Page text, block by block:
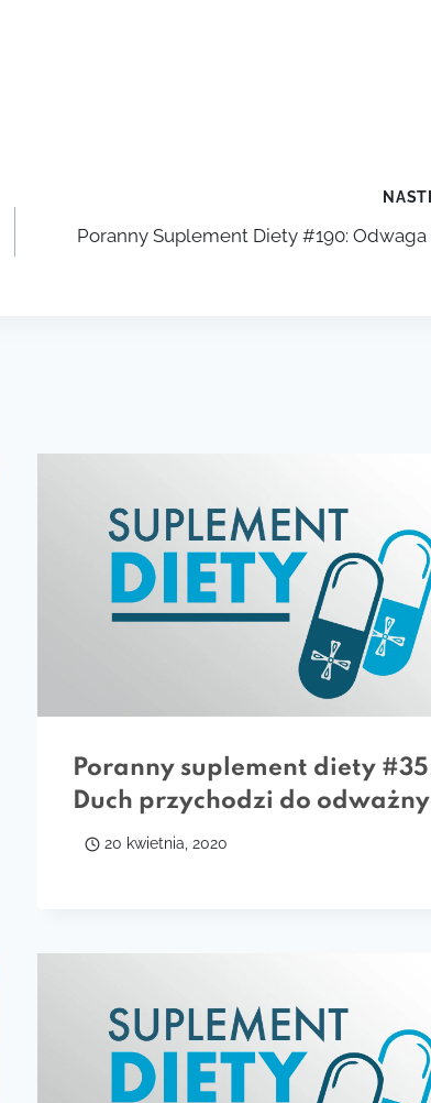
Poranny Suplement Diety #190:
Poranny suplement diety
Duch przychodzi do
20 kwietnia, 2020